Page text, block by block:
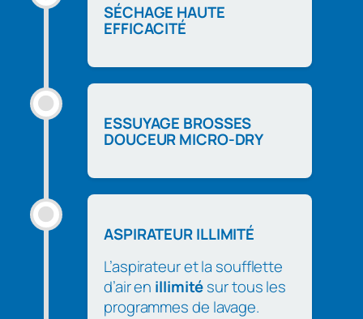
SÉCHAGE HAUTE
EFFICACITÉ
ESSUYAGE BROSSES
DOUCEUR MICRO-DRY
ASPIRATEUR ILLIMITÉ
L’aspirateur et la soufflette
d’air en illimitésur tous les
programmes de lavage.